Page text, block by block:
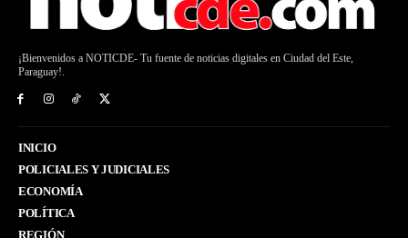
¡Bienvenidos a NOTICDE- Tu fuente de noticias digitales en Ciudad del Este,
Paraguay!.
INICIO
POLICIALES Y JUDICIALES
ECONOMÍA
POLÍTICA
REGIÓN